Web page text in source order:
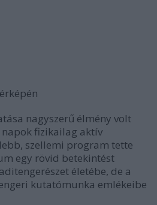
nagyszerű élmény volt
fizikailag aktív
szellemi program tette
egy rövid betekintést
életébe, de a
kutatómunka emlékeibe